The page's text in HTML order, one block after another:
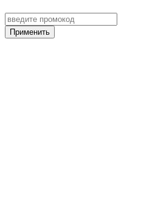
Применить